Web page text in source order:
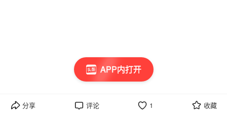
APP内打开
分享 评论 1 收藏